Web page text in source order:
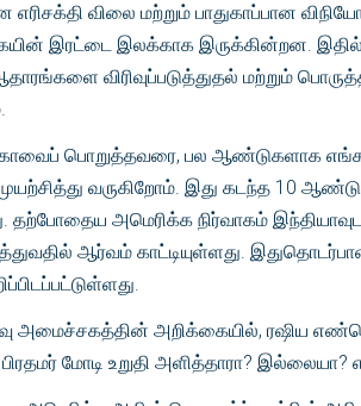
எரிசக்தி விலை மற்றும் பாதுகாப்பான
இரட்டை இலக்காக இருக்கின்றன.
விரிவுப்படுத்துதல் மற்றும்
பொறுத்தவரை, பல ஆண்டுகளாக
வருகிறோம். இது கடந்த 10
தற்போதைய அமெரிக்க நிர்வாகம்
ஆர்வம் காட்டியுள்ளது.
அமைச்சகத்தின் அறிக்கையில், ரஷிய
பிரதமர் மோடி உறுதி அளித்தாரா?